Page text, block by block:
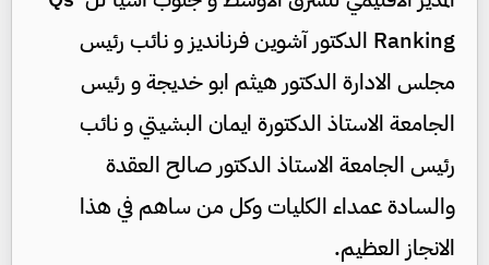
Ranking الدكتور آشوين فرنانديز و نائب رئيس
مجلس الادارة الدكتور هيثم ابو خديجة و رئيس
الجامعة الاستاذ الدكتورة ايمان البشيتي و نائب
رئيس الجامعة الاستاذ الدكتور صالح العقدة
والسادة عمداء الكليات وكل من ساهم في هذا
الانجاز العظيم.